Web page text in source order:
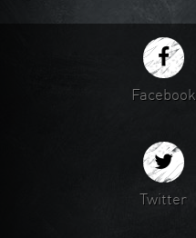
Facebook
Twitter